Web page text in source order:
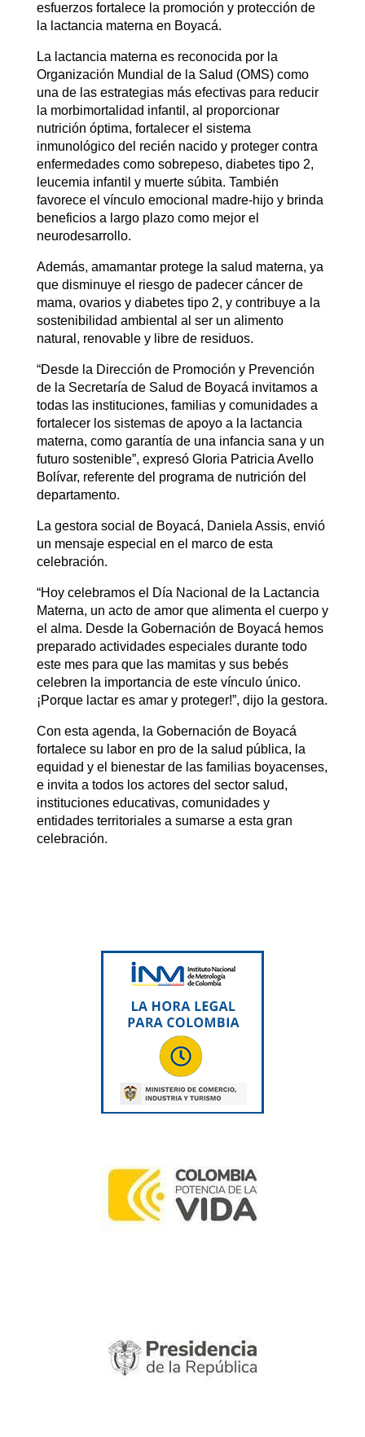
esfuerzos fortalece la promoción y protección de
la lactancia materna en Boyacá.
La lactancia materna es reconocida por la
Organización Mundial de la Salud (OMS) como
una de las estrategias más efectivas para reducir
la morbimortalidad infantil, al proporcionar
nutrición óptima, fortalecer el sistema
inmunológico del recién nacido y proteger contra
enfermedades como sobrepeso, diabetes tipo 2,
leucemia infantil y muerte súbita. También
favorece el vínculo emocional madre-hijo y brinda
beneficios a largo plazo como mejor el
neurodesarrollo.
Además, amamantar protege la salud materna, ya
que disminuye el riesgo de padecer cáncer de
mama, ovarios y diabetes tipo 2, y contribuye a la
sostenibilidad ambiental al ser un alimento
natural, renovable y libre de residuos.
“Desde la Dirección de Promoción y Prevención
de la Secretaría de Salud de Boyacá invitamos a
todas las instituciones, familias y comunidades a
fortalecer los sistemas de apoyo a la lactancia
materna, como garantía de una infancia sana y un
futuro sostenible”, expresó Gloria Patricia Avello
Bolívar, referente del programa de nutrición del
departamento.
La gestora social de Boyacá, Daniela Assis, envió
un mensaje especial en el marco de esta
celebración.
“Hoy celebramos el Día Nacional de la Lactancia
Materna, un acto de amor que alimenta el cuerpo y
el alma. Desde la Gobernación de Boyacá hemos
preparado actividades especiales durante todo
este mes para que las mamitas y sus bebés
celebren la importancia de este vínculo único.
¡Porque lactar es amar y proteger!”, dijo la gestora.
Con esta agenda, la Gobernación de Boyacá
fortalece su labor en pro de la salud pública, la
equidad y el bienestar de las familias boyacenses,
e invita a todos los actores del sector salud,
instituciones educativas, comunidades y
entidades territoriales a sumarse a esta gran
celebración.